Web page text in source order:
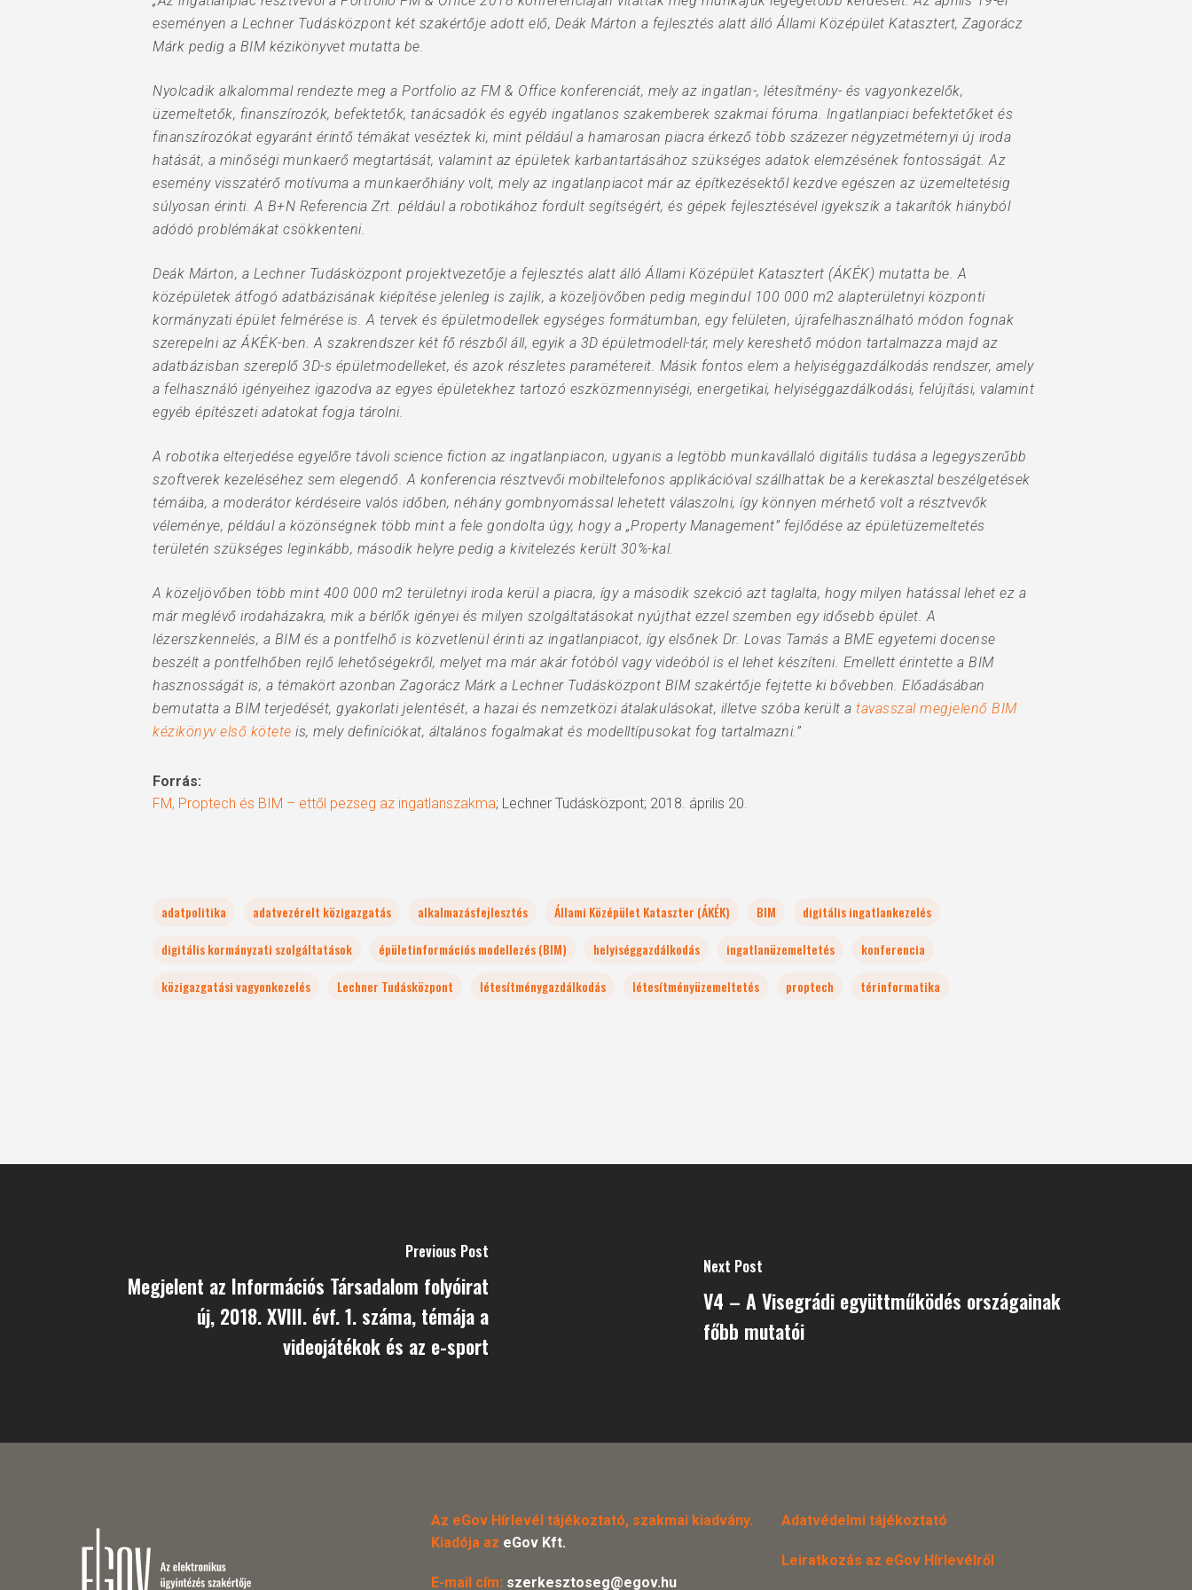
Hit enter to search or ESC to close
eseményen a Lechner Tudásközpont két szakértője adott elő, Deák Márton a fejlesztés alatt álló Állami Középület Katasztert, Zagorácz
Márk pedig a BIM kézikönyvet mutatta be.
Nyolcadik alkalommal rendezte meg a Portfolio az FM & Office konferenciát, mely az ingatlan-, létesítmény- és vagyonkezelők,
üzemeltetők, finanszírozók, befektetők, tanácsadók és egyéb ingatlanos szakemberek szakmai fóruma. Ingatlanpiaci befektetőket és
finanszírozókat egyaránt érintő témákat veséztek ki, mint például a hamarosan piacra érkező több százezer négyzetméternyi új iroda
hatását, a minőségi munkaerő megtartását, valamint az épületek karbantartásához szükséges adatok elemzésének fontosságát. Az
esemény visszatérő motívuma a munkaerőhiány volt, mely az ingatlanpiacot már az építkezésektől kezdve egészen az üzemeltetésig
súlyosan érinti. A B+N Referencia Zrt. például a robotikához fordult segítségért, és gépek fejlesztésével igyekszik a takarítók hiányból
adódó problémákat csökkenteni.
Deák Márton, a Lechner Tudásközpont projektvezetője a fejlesztés alatt álló Állami Középület Katasztert (ÁKÉK) mutatta be. A
középületek átfogó adatbázisának kiépítése jelenleg is zajlik, a közeljövőben pedig megindul 100 000 m2 alapterületnyi központi
kormányzati épület felmérése is. A tervek és épületmodellek egységes formátumban, egy felületen, újrafelhasználható módon fognak
szerepelni az ÁKÉK-ben. A szakrendszer két fő részből áll, egyik a 3D épületmodell-tár, mely kereshető módon tartalmazza majd az
adatbázisban szereplő 3D-s épületmodelleket, és azok részletes paramétereit. Másik fontos elem a helyiséggazdálkodás rendszer, amely
a felhasználó igényeihez igazodva az egyes épületekhez tartozó eszközmennyiségi, energetikai, helyiséggazdálkodási, felújítási, valamint
egyéb építészeti adatokat fogja tárolni.
A robotika elterjedése egyelőre távoli science fiction az ingatlanpiacon, ugyanis a legtöbb munkavállaló digitális tudása a legegyszerűbb
szoftverek kezeléséhez sem elegendő. A konferencia résztvevői mobiltelefonos applikációval szállhattak be a kerekasztal beszélgetések
témáiba, a moderátor kérdéseire valós időben, néhány gombnyomással lehetett válaszolni, így könnyen mérhető volt a résztvevők
véleménye, például a közönségnek több mint a fele gondolta úgy, hogy a „Property Management” fejlődése az épületüzemeltetés
területén szükséges leginkább, második helyre pedig a kivitelezés került 30%-kal.
A közeljövőben több mint 400 000 m2 területnyi iroda kerül a piacra, így a második szekció azt taglalta, hogy milyen hatással lehet ez a
már meglévő irodaházakra, mik a bérlők igényei és milyen szolgáltatásokat nyújthat ezzel szemben egy idősebb épület. A
lézerszkennelés, a BIM és a pontfelhő is közvetlenül érinti az ingatlanpiacot, így elsőnek Dr. Lovas Tamás a BME egyetemi docense
beszélt a pontfelhőben rejlő lehetőségekről, melyet ma már akár fotóból vagy videóból is el lehet készíteni. Emellett érintette a BIM
hasznosságát is, a témakört azonban Zagorácz Márk a Lechner Tudásközpont BIM szakértője fejtette ki bővebben. Előadásában
bemutatta a BIM terjedését, gyakorlati jelentését, a hazai és nemzetközi átalakulásokat, illetve szóba került a tavasszal megjelenő BIM
kézikönyv első kötete is, mely definíciókat, általános fogalmakat és modelltípusokat fog tartalmazni.”
Forrás:
FM, Proptech és BIM – ettől pezseg az ingatlanszakma; Lechner Tudásközpont; 2018. április 20.
adatpolitika adatvezérelt közigazgatás alkalmazásfejlesztés Állami Középület Kataszter (ÁKÉK) BIM
digitális ingatlankezelés
digitális kormányzati szolgáltatások
épületinformációs modellezés (BIM) helyiséggazdálkodás ingatlanüzemeltetés
konferencia
közigazgatási vagyonkezelés
Lechner Tudásközpont létesítménygazdálkodás létesítményüzemeltetés proptech térinformatika
Previous Post
Megjelent az Információs Társadalom folyóirat
új, 2018. XVIII. évf. 1. száma, témája a
videojátékok és az e-sport
Next Post
V4 – A Visegrádi együttműködés országainak
főbb mutatói
Az eGov Hírlevél tájékoztató, szakmai kiadvány.
Kiadója az eGov Kft.
E-mail cím: szerkesztoseg@egov.hu
Adatvédelmi tájékoztató
Leiratkozás az eGov Hírlevélről